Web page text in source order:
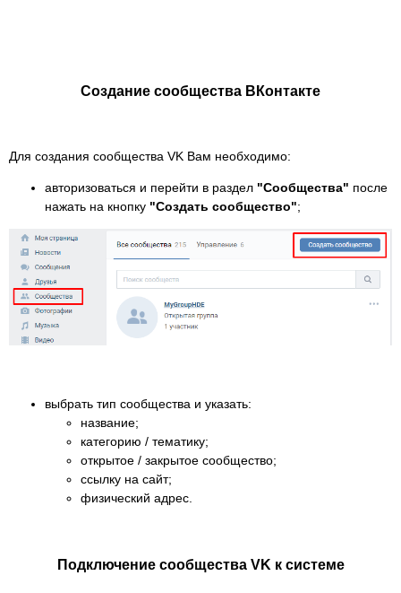
Создание сообщества ВКонтакте
Для создания сообщества VK Вам необходимо:
авторизоваться и перейти в раздел "Сообщества" после
нажать на кнопку "Создать сообщество";
выбрать тип сообщества и указать:
название;
категорию / тематику;
открытое / закрытое сообщество;
ссылку на сайт;
физический адрес.
Подключение сообщества VK к системe